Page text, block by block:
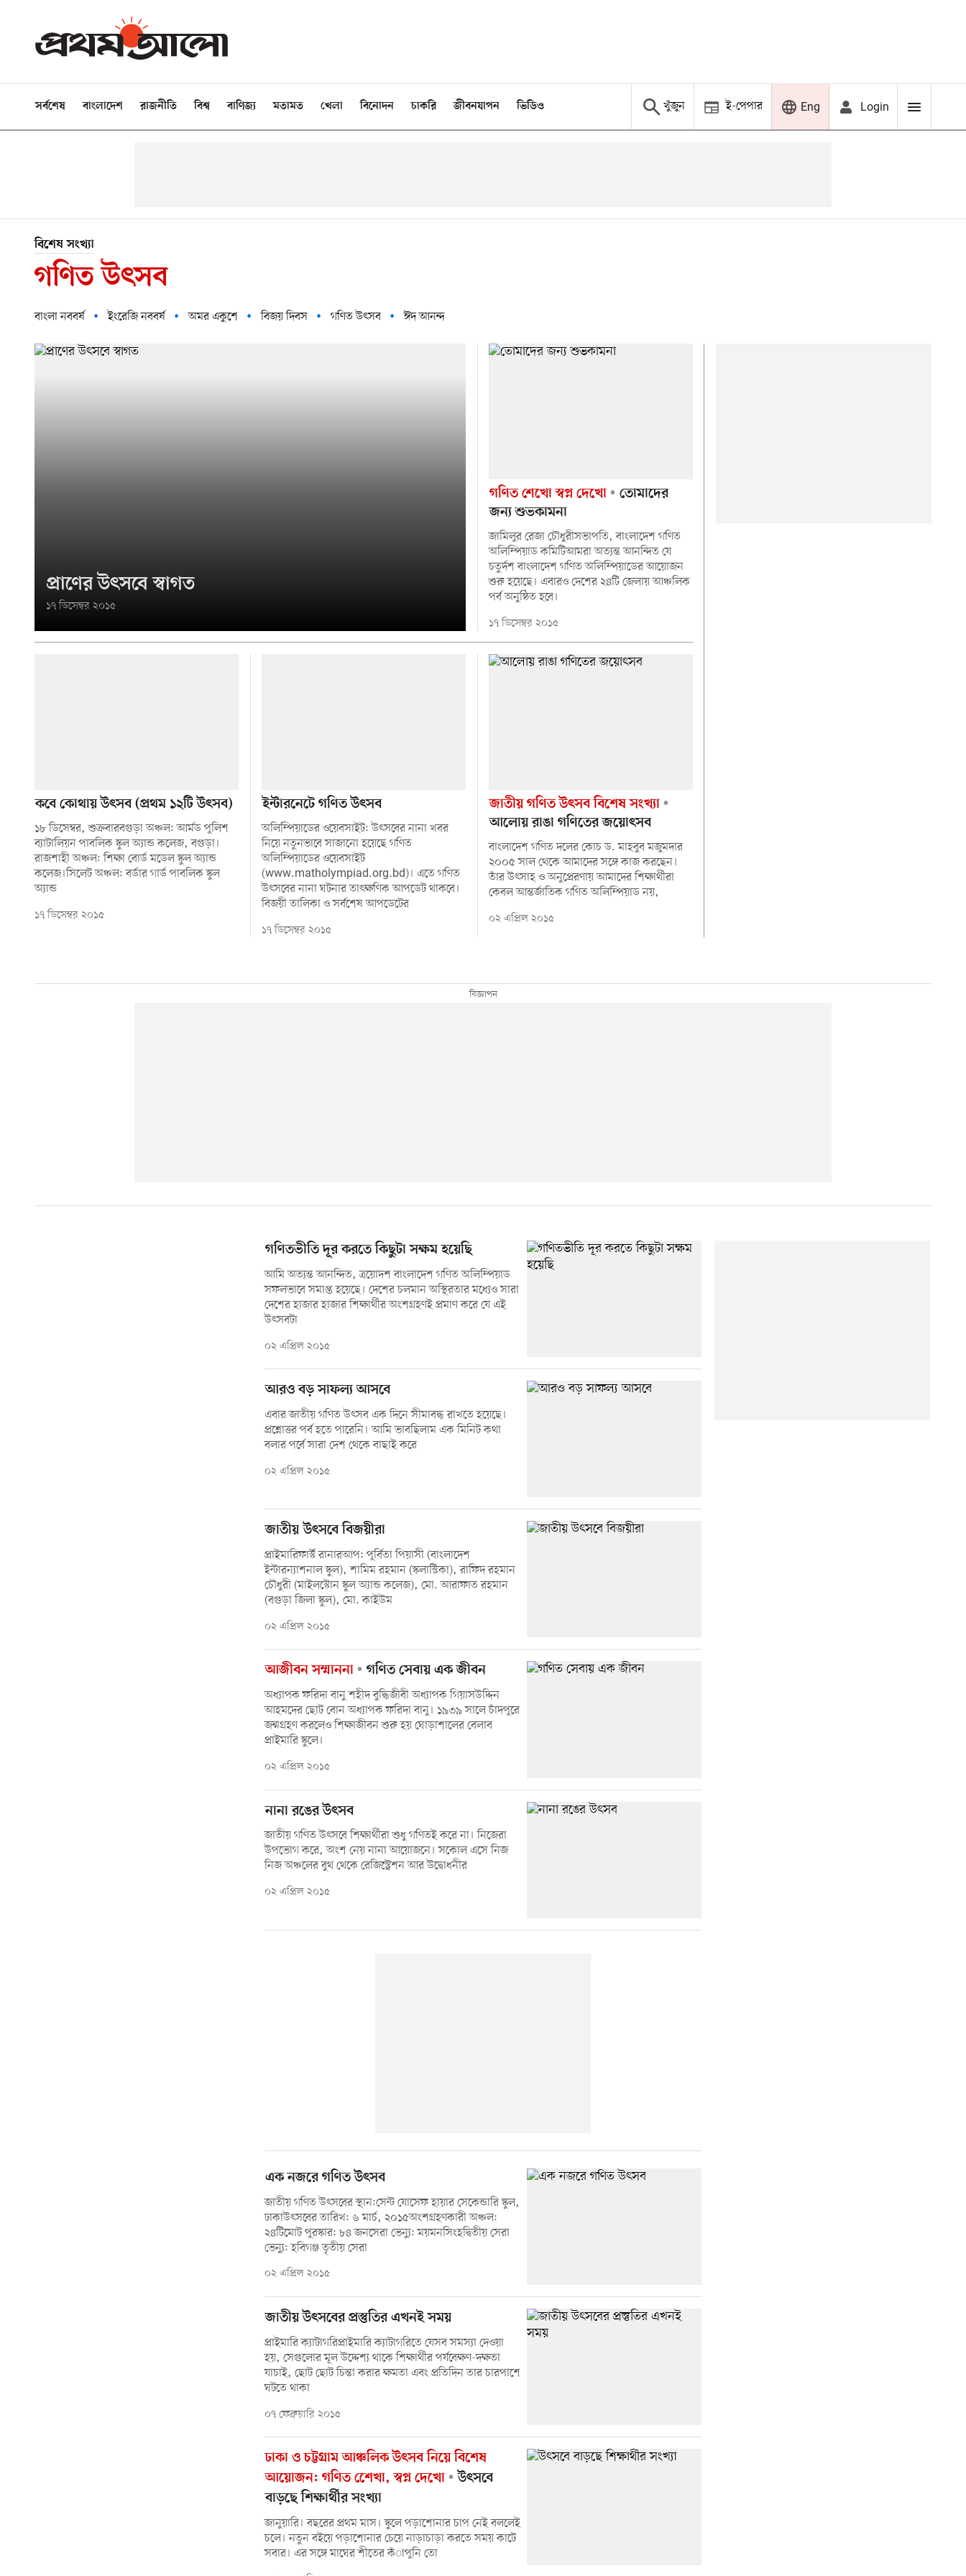
সর্বশেষ বাংলাদেশ রাজনীতি বিশ্ব বাণিজ্য মতামত খেলা বিনোদন চাকরি জীবনযাপন ভিডিও খুঁজুন ই-পেপার Eng Login
বিশেষ সংখ্যা
গণিত উৎসব
বাংলা নববর্ষ ইংরেজি নববর্ষ অমর একুশে বিজয় দিবস গণিত উৎসব ঈদ আনন্দ
প্রাণের উৎসবে স্বাগত
১৭ ডিসেম্বর ২০১৫
গণিত শেখো স্বপ্ন দেখো
তোমাদের
জন্য শুভকামনা
জামিলুর রেজা চৌধুরীসভাপতি, বাংলাদেশ গণিত
অলিম্পিয়াড কমিটিআমরা অত্যন্ত আনন্দিত যে
চতুর্দশ বাংলাদেশ গণিত অলিম্পিয়াডের আয়োজন
শুরু হয়েছে। এবারও দেশের ২৪টি জেলায় আঞ্চলিক
পর্ব অনুষ্ঠিত হবে।
১৭ ডিসেম্বর ২০১৫
কবে কোথায় উৎসব (প্রথম ১২টি উৎসব)
১৮ ডিসেম্বর, শুক্রবারবগুড়া অঞ্চল: আর্মড পুলিশ
ব্যাটালিয়ন পাবলিক স্কুল অ্যান্ড কলেজ, বগুড়া।
রাজশাহী অঞ্চল: শিক্ষা বোর্ড মডেল স্কুল অ্যান্ড
কলেজ।সিলেট অঞ্চল: বর্ডার গার্ড পাবলিক স্কুল
অ্যান্ড
১৭ ডিসেম্বর ২০১৫
ইন্টারনেটে গণিত উৎসব
অলিম্পিয়াডের ওয়েবসাইট: উৎসবের নানা খবর
নিয়ে নতুনভাবে সাজানো হয়েছে গণিত
অলিম্পিয়াডের ওয়েবসাইট
(www.matholympiad.org.bd)। এতে গণিত
উৎসবের নানা ঘটনার তাৎক্ষণিক আপডেট থাকবে।
বিজয়ী তালিকা ও সর্বশেষ আপডেটের
১৭ ডিসেম্বর ২০১৫
জাতীয় গণিত উৎসব বিশেষ সংখ্যা
আলোয় রাঙা গণিতের জয়োৎসব
বাংলাদেশ গণিত দলের কোচ ড. মাহবুব মজুমদার
২০০৫ সাল থেকে আমাদের সঙ্গে কাজ করছেন।
তাঁর উৎসাহ ও অনুপ্রেরণায় আমাদের শিক্ষার্থীরা
কেবল আন্তর্জাতিক গণিত অলিম্পিয়াড নয়,
০২ এপ্রিল ২০১৫
গণিতভীতি দূর করতে কিছুটা সক্ষম হয়েছি
আমি অত্যন্ত আনন্দিত, ত্রয়োদশ বাংলাদেশ গণিত অলিম্পিয়াড
সফলভাবে সমাপ্ত হয়েছে। দেশের চলমান অস্থিরতার মধ্যেও সারা
দেশের হাজার হাজার শিক্ষার্থীর অংশগ্রহণই প্রমাণ করে যে এই
উৎসবটা
০২ এপ্রিল ২০১৫
আরও বড় সাফল্য আসবে
এবার জাতীয় গণিত উৎসব এক দিনে সীমাবদ্ধ রাখতে হয়েছে।
প্রশ্নোত্তর পর্ব হতে পারেনি। আমি ভাবছিলাম এক মিনিট কথা
বলার পর্বে সারা দেশ থেকে বাছাই করে
০২ এপ্রিল ২০১৫
জাতীয় উৎসবে বিজয়ীরা
প্রাইমারিফার্স্ট রানারআপ: পূর্বিতা পিয়াসী (বাংলাদেশ
ইন্টারন্যাশনাল স্কুল), শামিম রহমান (স্কলাস্টিকা), রাফিদ রহমান
চৌধুরী (মাইলস্টোন স্কুল অ্যান্ড কলেজ), মো. আরাফাত রহমান
(বগুড়া জিলা স্কুল), মো. কাইউম
০২ এপ্রিল ২০১৫
আজীবন সম্মাননা গণিত সেবায় এক জীবন
অধ্যাপক ফরিদা বানু শহীদ বুদ্ধিজীবী অধ্যাপক গিয়াসউদ্দিন
আহমদের ছোট বোন অধ্যাপক ফরিদা বানু। ১৯৩৯ সালে চাঁদপুরে
জন্মগ্রহণ করলেও শিক্ষাজীবন শুরু হয় ঘোড়াশালের বেলাব
প্রাইমারি স্কুলে।
০২ এপ্রিল ২০১৫
নানা রঙের উৎসব
জাতীয় গণিত উৎসবে শিক্ষার্থীরা শুধু গণিতই করে না। নিজেরা
উপভোগ করে, অংশ নেয় নানা আয়োজনে। সকােল এসে নিজ
নিজ অঞ্চলের বুথ থেকে রেজিস্ট্রেশন আর উদ্বোধনীর
০২ এপ্রিল ২০১৫
এক নজরে গণিত উৎসব
জাতীয় গণিত উৎসবের স্থান:সেন্ট যোসেফ হায়ার সেকেন্ডারি স্কুল,
ঢাকাউৎসবের তারিখ: ৬ মার্চ, ২০১৫অংশগ্রহণকারী অঞ্চল:
২৪টিমোট পুরস্কার: ৮৪ জনসেরা ভেন্যু: ময়মনসিংহদ্বিতীয় সেরা
ভেন্যু: হবিগঞ্জ তৃতীয় সেরা
০২ এপ্রিল ২০১৫
জাতীয় উৎসবের প্রস্তুতির এখনই সময়
প্রাইমারি ক্যাটাগরিপ্রাইমারি ক্যাটাগরিতে যেসব সমস্যা দেওয়া
হয়, সেগুলোর মূল উদ্দেশ্য থাকে শিক্ষার্থীর পর্যবেক্ষণ-দক্ষতা
যাচাই, ছোট ছোট চিন্তা করার ক্ষমতা এবং প্রতিদিন তার চারপাশে
ঘটতে থাকা
০৭ ফেব্রুয়ারি ২০১৫
ঢাকা ও চট্টগ্রাম আঞ্চলিক উৎসব নিয়ে বিশেষ
আয়োজন: গণিত শেেখা, স্বপ্ন দেখো
উৎসবে
বাড়ছে শিক্ষার্থীর সংখ্যা
জানুয়ারি। বছরের প্রথম মাস। স্কুলে পড়াশোনার চাপ নেই বললেই
চলে। নতুন বইয়ে পড়াশোনার চেয়ে নাড়াচাড়া করতে সময় কাটে
সবার। এর সঙ্গে মাঘের শীতের কঁাপুনি তো